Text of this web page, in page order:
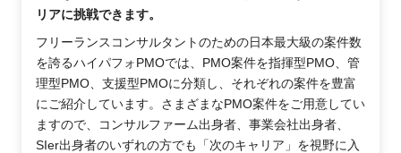
リアに挑戦できます。
フリーランスコンサルタントのための日本最大級の案件数
を誇るハイパフォPMOでは、PMO案件を指揮型PMO、管
理型PMO、支援型PMOに分類し、それぞれの案件を豊富
にご紹介しています。さまざまなPMO案件をご用意してい
ますので、コンサルファーム出身者、事業会社出身者、
SIer出身者のいずれの方でも「次のキャリア」を視野に入